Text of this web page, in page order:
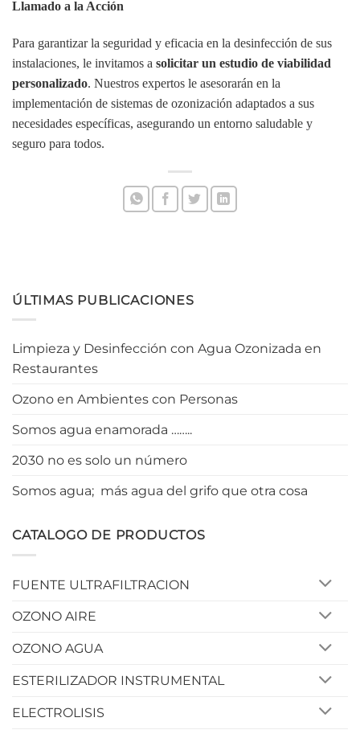
Llamado a la Acción
Para garantizar la seguridad y eficacia en la desinfección de sus
instalaciones, le invitamos a solicitar un estudio de viabilidad
personalizado. Nuestros expertos le asesorarán en la
implementación de sistemas de ozonización adaptados a sus
necesidades específicas, asegurando un entorno saludable y
seguro para todos.
ÚLTIMAS PUBLICACIONES
Limpieza y Desinfección con Agua Ozonizada en
Restaurantes
Ozono en Ambientes con Personas
Somos agua enamorada ……..
2030 no es solo un número
Somos agua; más agua del grifo que otra cosa
CATALOGO DE PRODUCTOS
FUENTE ULTRAFILTRACION
OZONO AIRE
OZONO AGUA
ESTERILIZADOR INSTRUMENTAL
ELECTROLISIS